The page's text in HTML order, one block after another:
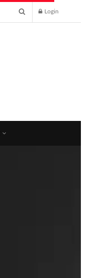
Login